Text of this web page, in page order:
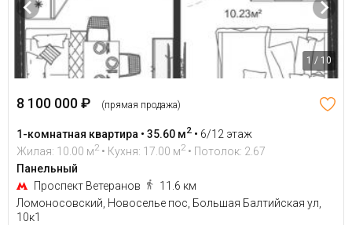
1 / 10
8 100 000 ₽ (прямая продажа)
1-комнатная квартира • 35.60 м2 • 6/12 этаж
Жилая: 10.00 м2 • Кухня: 17.00 м2 • Потолок: 2.67
Панельный
Проспект Ветеранов
11.6 км
Ломоносовский, Новоселье пос, Большая Балтийская ул,
10к1